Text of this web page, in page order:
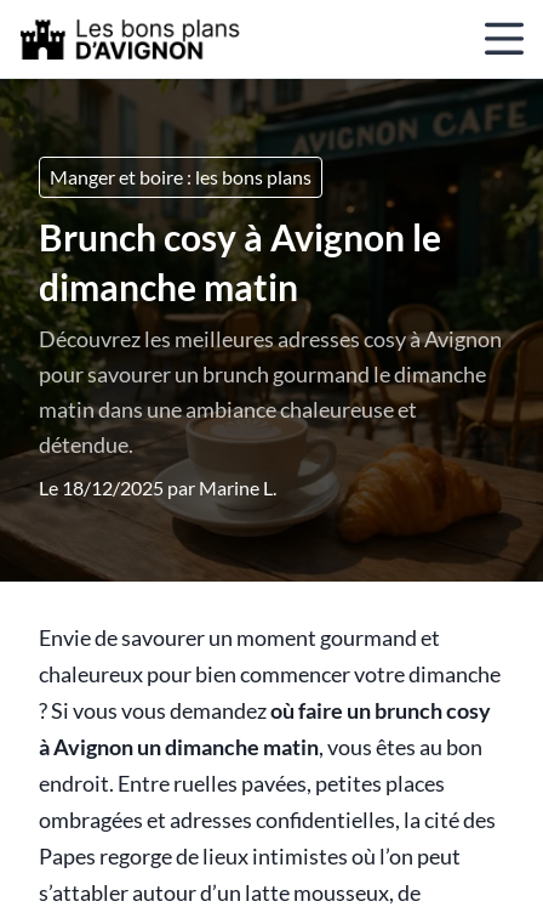
Manger et boire : les bons plans
Brunch cosy à Avignon le
dimanche matin
Découvrez les meilleures adresses cosy à Avignon
pour savourer un brunch gourmand le dimanche
matin dans une ambiance chaleureuse et
détendue.
Le 18/12/2025 par Marine L.
Envie de savourer un moment gourmand et
chaleureux pour bien commencer votre dimanche
? Si vous vous demandezoù faire un brunch cosy
à Avignon un dimanche matin, vous êtes au bon
endroit. Entre ruelles pavées, petites places
ombragées et adresses confidentielles, la cité des
Papes regorge de lieux intimistes où l’on peut
s’attabler autour d’un latte mousseux, de